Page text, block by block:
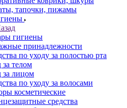
тапочки, пижамы
гигиены
принадлежности
по уходу за полостью рта
за телом
за лицом
по уходу за волосами
косметические
средства